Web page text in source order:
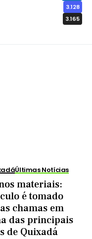
3.128
3.165
Últimas Notícias
materiais:
é tomado
chamas em
das principais
de Quixadá